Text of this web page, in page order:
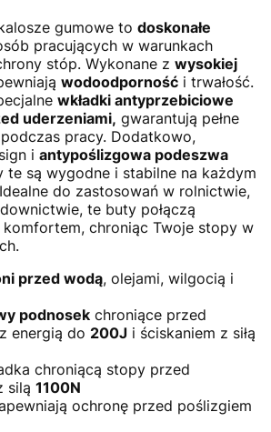
gumowe to doskonałe
pracujących w warunkach
stóp. Wykonane z wysokiej
wodoodporność i trwałość.
wkładki antyprzebiciowe
uderzeniami, gwarantują pełne
podczas pracy. Dodatkowo,
i antypoślizgowa podeszwa
te są wygodne i stabilne na każdym
do zastosowań w rolnictwie,
te buty połączą
komfortem, chroniąc Twoje stopy w
przed wodą, olejami, wilgocią i
podnosek chroniące przed
energią do 200J i ściskaniem z siłą
chroniącą stopy przed
silą 1100N
ochronę przed poślizgiem